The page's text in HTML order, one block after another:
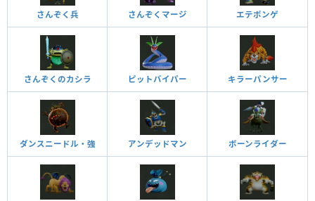
さんぞく兵 さんぞくマージ エテポンゲ
さんぞくのカシラ ピットバイパー キラーパンサー
ダンスニードル・強 アンデッドマン ボーンライダー